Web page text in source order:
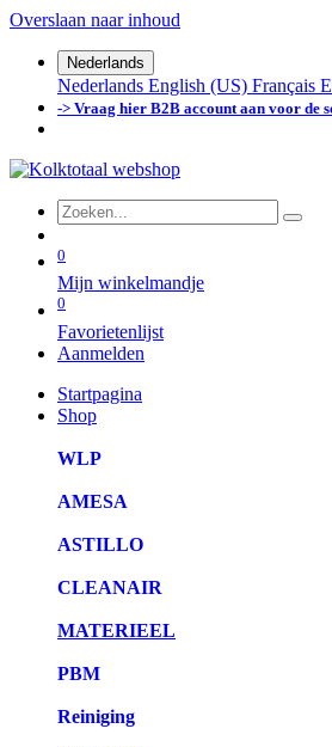
Overslaan naar inhoud
Nederlands
Nederlands English (US) Français
-> Vraag hier B2B account aan voor de
0
Mijn winkelmandje
0
Favorietenlijst
Aanmelden
Startpagina
Shop
WLP
AMESA
ASTILLO
CLEANAIR
MATERIEEL
PBM
Reiniging